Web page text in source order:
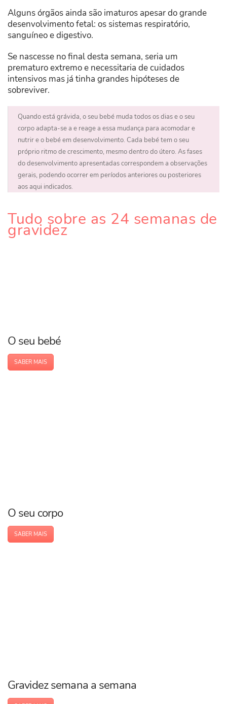
Alguns órgãos ainda são imaturos apesar do grande
desenvolvimento fetal: os sistemas respiratório,
sanguíneo e digestivo.
Se nascesse no final desta semana, seria um
prematuro extremo e necessitaria de cuidados
intensivos mas já tinha grandes hipóteses de
sobreviver.
Quando está grávida, o seu bebé muda todos os dias e o seu
corpo adapta-se a e reage a essa mudança para acomodar e
nutrir e o bebé em desenvolvimento. Cada bebé tem o seu
próprio ritmo de crescimento, mesmo dentro do útero. As fases
do desenvolvimento apresentadas correspondem a observações
gerais, podendo ocorrer em períodos anteriores ou posteriores
aos aqui indicados.
Tudo sobre as 24 semanas de
gravidez
O seu bebé
SABER MAIS
O seu corpo
SABER MAIS
Gravidez semana a semana